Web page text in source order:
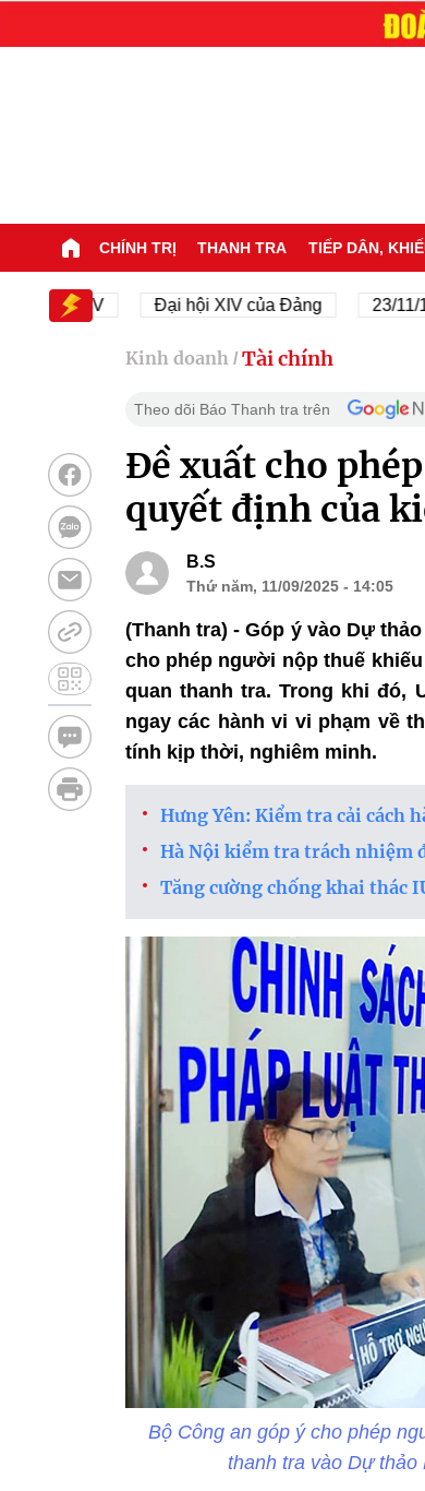
CHÍNH TRỊ THANH TRA TIẾP DÂN,
Đại hội XIV của Đảng 23/11/1945
Kinh doanh / Tài chính
Theo dõi Báo Thanh tra trên
Đề xuất cho
quyết định của
B.S
Thứ năm, 11/09/2025 - 14:05
(Thanh tra) - Góp ý vào Dự
cho phép người nộp thuế
quan thanh tra. Trong khi đó,
ngay các hành vi vi phạm về
tính kịp thời, nghiêm minh.
Hưng Yên: Kiểm tra cải cách
Hà Nội kiểm tra trách nhiệm
Tăng cường chống khai thác
Bộ Công an góp ý cho phép
thanh tra vào Dự thảo